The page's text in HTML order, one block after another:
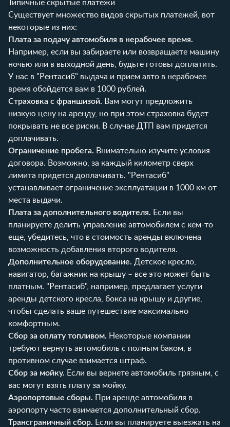
Типичные скрытые платежи
Существует множество видов скрытых платежей, вот
некоторые из них:
Плата за подачу автомобиля в нерабочее время.
Например, если вы забираете или возвращаете машину
ночью или в выходной день, будьте готовы доплатить.
У нас в "Рентасиб" выдача и прием авто в нерабочее
время обойдется вам в 1000 рублей.
Страховка с франшизой. Вам могут предложить
низкую цену на аренду, но при этом страховка будет
покрывать не все риски. В случае ДТП вам придется
доплачивать.
Ограничение пробега. Внимательно изучите условия
договора. Возможно, за каждый километр сверх
лимита придется доплачивать. "Рентасиб"
устанавливает ограничение эксплуатации в 1000 км от
места выдачи.
Плата за дополнительного водителя. Если вы
планируете делить управление автомобилем с кем-то
еще, убедитесь, что в стоимость аренды включена
возможность добавления второго водителя.
Дополнительное оборудование. Детское кресло,
навигатор, багажник на крышу – все это может быть
платным. "Рентасиб", например, предлагает услуги
аренды детского кресла
бокса на крышу и другие,
чтобы сделать ваше путешествие максимально
комфортным.
Сбор за оплату топливом. Некоторые компании
требуют вернуть автомобиль с полным баком, в
противном случае взимается штраф.
Сбор за мойку. Если вы вернете автомобиль грязным, с
вас могут взять плату за мойку.
Аэропортовые сборы. При аренде автомобиля в
аэропорту часто взимается дополнительный сбор.
Трансграничный сбор. Если вы планируете выезжать на